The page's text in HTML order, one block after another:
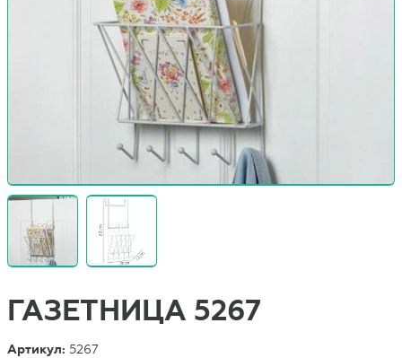
ГАЗЕТНИЦА 5267
Артикул: 5267